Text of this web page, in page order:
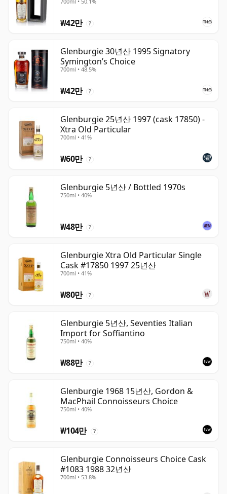
₩42만 ?
Glenburgie 30년산 1995 Signatory
Symington’s Choice
700ml • 48.5%
₩42만 ?
Glenburgie 25년산 1997 (cask 17850) -
Xtra Old Particular
700ml • 41%
₩60만 ?
Glenburgie 5년산 / Bottled 1970s
750ml • 40%
₩48만 ?
Glenburgie Xtra Old Particular Single
Cask #17850 1997 25년산
700ml • 41%
₩80만 ?
Glenburgie 5년산, Seventies Italian
Import for Soffiantino
750ml • 40%
₩88만 ?
Glenburgie 1968 15년산, Gordon &
MacPhail Connoisseurs Choice
750ml • 40%
₩104만 ?
Glenburgie Connoisseurs Choice Cask
#1083 1988 32년산
700ml • 53.8%